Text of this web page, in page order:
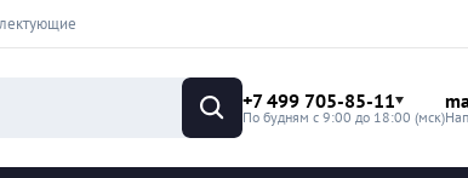
+7 499 705-85-11
По будням с 9:00 до 18:00 (мск)